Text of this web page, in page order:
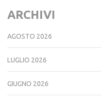
ARCHIVI
AGOSTO 2026
LUGLIO 2026
GIUGNO 2026